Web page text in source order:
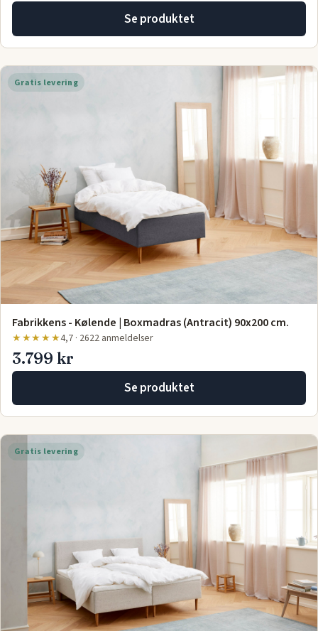
Se produktet
Gratis levering
Fabrikkens - Kølende | Boxmadras (Antracit) 90x200 cm.
★★★★★4,7 · 2622 anmeldelser
3.799 kr
Se produktet
Gratis levering